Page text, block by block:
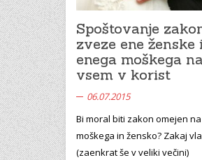
Spoštovanje
zveze ene ženske
enega moškega
vsem v korist
06.07.2015
Bi moral biti zakon omejen
moškega in žensko? Zakaj
(zaenkrat še v veliki večini)